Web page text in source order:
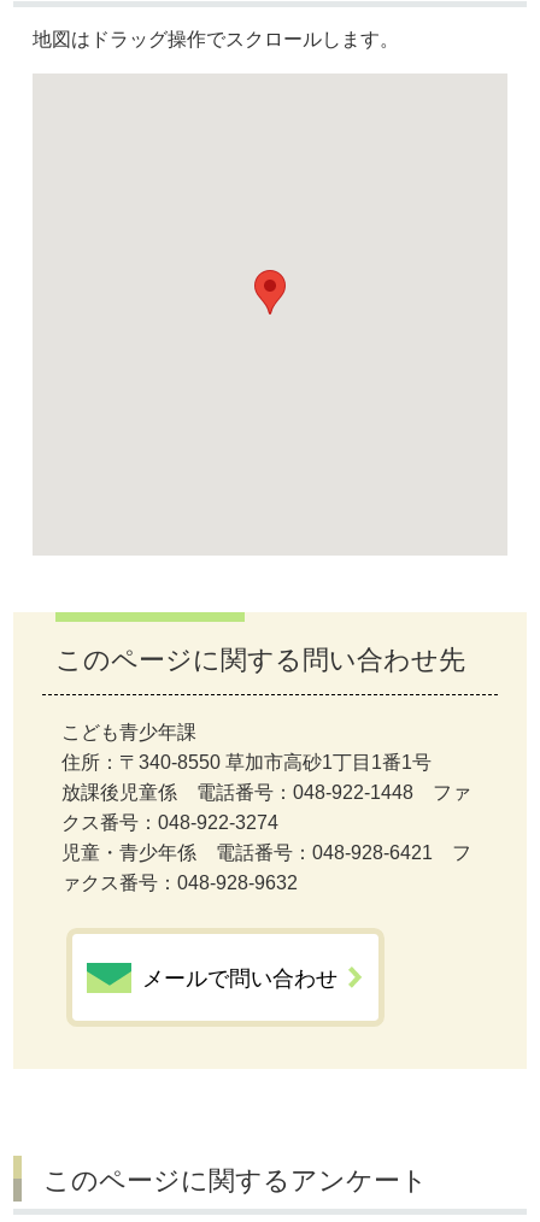
地図はドラッグ操作でスクロールします。
このページに関する問い合わせ先
こども青少年課
住所：〒340-8550 草加市高砂1丁目1番1号
放課後児童係 電話番号：048-922-1448 ファ
クス番号：048-922-3274
児童・青少年係 電話番号：048-928-6421 フ
ァクス番号：048-928-9632
メールで問い合わせ
このページに関するアンケート